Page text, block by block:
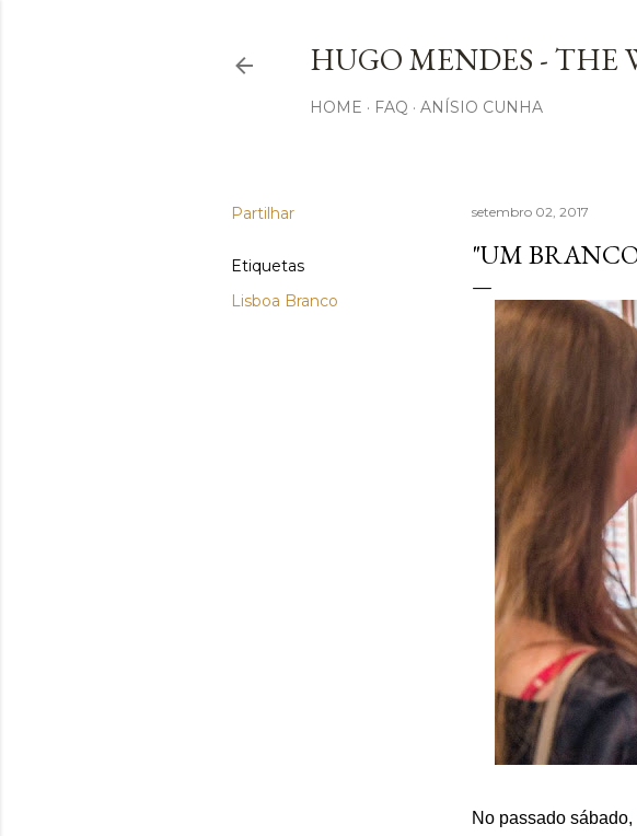
HUGO MENDES - THE
HOME FAQ ANÍSIO CUNHA
Partilhar
Etiquetas
Lisboa Branco
setembro 02, 2017
"UM
No passado sábado,